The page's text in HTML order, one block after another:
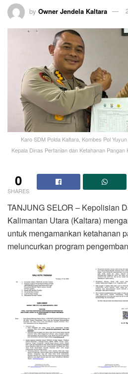
by Owner Jendela Kaltara
Karo SDM Polda Kaltara, Kombes Pol
Kepala Dinas Pertanian dan Ketahanan
0
SHARES
TANJUNG SELOR – Kepolisian
Kalimantan Utara (Kaltara)
untuk mengamankan ketahanan
meluncurkan program